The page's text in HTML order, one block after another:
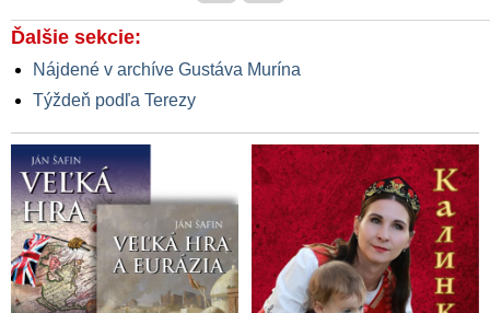
Ďalšie sekcie:
Nájdené v archíve Gustáva Murína
Týždeň podľa Terezy